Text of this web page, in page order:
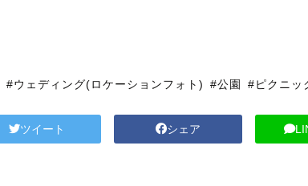
#ウェディング(ロケーションフォト) #公園 #ピクニッ
ツイート シェア